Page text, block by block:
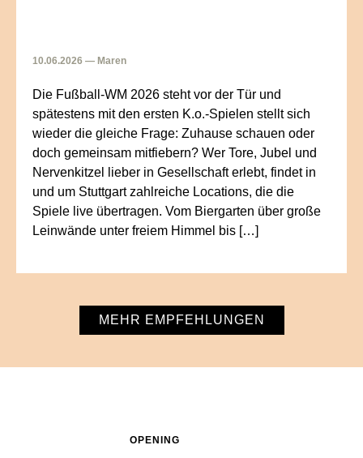
10.06.2026 — Maren
Die Fußball-WM 2026 steht vor der Tür und
spätestens mit den ersten K.o.-Spielen stellt sich
wieder die gleiche Frage: Zuhause schauen oder
doch gemeinsam mitfiebern? Wer Tore, Jubel und
Nervenkitzel lieber in Gesellschaft erlebt, findet in
und um Stuttgart zahlreiche Locations, die die
Spiele live übertragen. Vom Biergarten über große
Leinwände unter freiem Himmel bis […]
MEHR EMPFEHLUNGEN
OPENING